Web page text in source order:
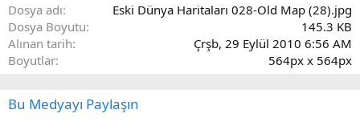
(
Dosya adı
Eski Dünya Haritaları 028-Old Map (28).jpg
Dosya Boyutu
145.3 KB
Alınan tarih
Çrşb, 29 Eylül 2010 6:56 AM
Boyutlar
564px x 564px
Bu Medyayı Paylaşın